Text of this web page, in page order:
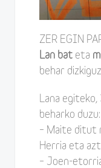
ZER EGIN
Lan bat eta
behar
Lana
beharko duzu:
– Maite ditut
Herria eta
– Joen-